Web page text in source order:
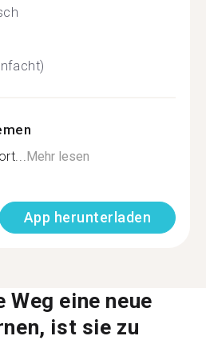
Mehr lesen
App herunterladen
Weg eine neue
ist sie zu